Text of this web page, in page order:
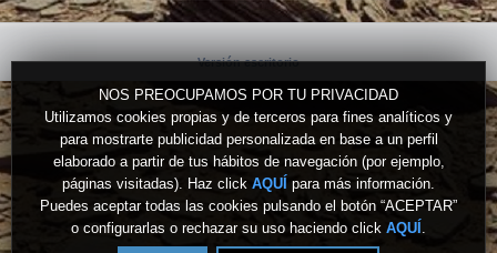
NOS PREOCUPAMOS POR TU PRIVACIDAD
Utilizamos cookies propias y de terceros para fines analíticos y
para mostrarte publicidad personalizada en base a un perfil
elaborado a partir de tus hábitos de navegación (por ejemplo,
páginas visitadas). Haz click AQUÍ para más información.
Puedes aceptar todas las cookies pulsando el botón “ACEPTAR”
o configurarlas o rechazar su uso haciendo click AQUÍ .
Versión escritorio